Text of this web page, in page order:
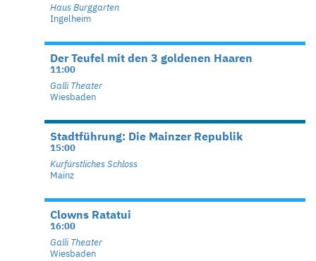
Haus Burggarten
Ingelheim
Der Teufel mit den 3 goldenen Haaren
11:00
Galli Theater
Wiesbaden
Stadtführung: Die Mainzer Republik
15:00
Kurfürstliches Schloss
Mainz
Clowns Ratatui
16:00
Galli Theater
Wiesbaden